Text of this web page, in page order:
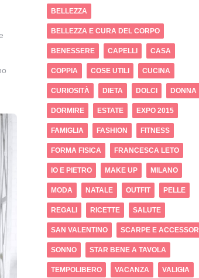
BELLEZZA
BELLEZZA E CURA DEL CORPO
BENESSERE CAPELLI CASA
COPPIA COSE UTILI CUCINA
CURIOSITÀ DIETA DOLCI DONNA
DORMIRE ESTATE EXPO 2015
FAMIGLIA FASHION FITNESS
FORMA FISICA FRANCESCA LETO
IO E PIETRO MAKE UP MILANO
MODA NATALE OUTFIT PELLE
REGALI RICETTE SALUTE
SAN VALENTINO SCARPE E ACCESSORI
SONNO STAR BENE A TAVOLA
TEMPOLIBERO VACANZA VALIGIA